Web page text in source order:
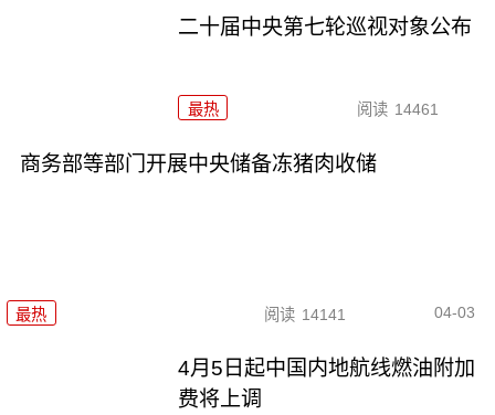
二十届中央第七轮巡视对象公布
最热 阅读 14461
商务部等部门开展中央储备冻猪肉收储
最热 阅读 14141 04-03
4月5日起中国内地航线燃油附加
费将上调